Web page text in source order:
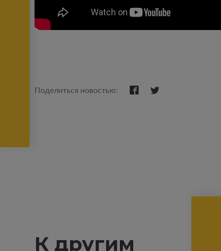
Поделиться новостью:
К другим